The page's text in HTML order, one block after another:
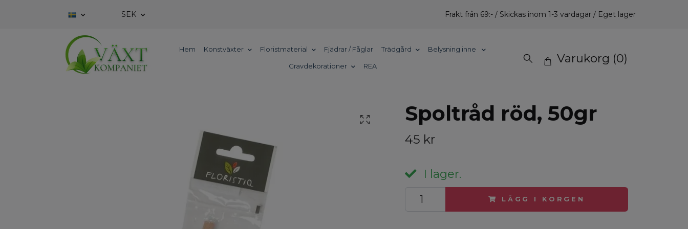
SEK Frakt från 69:- / Skickas inom 1-3 vardagar / Eget lager
Hem Konstväxter Floristmaterial Fjädrar / Fåglar Trädgård Belysning inne
Gravdekorationer REA
Varukorg (0)
Spoltråd röd, 50gr
45 kr
I lager.
LÄGG I KORGEN